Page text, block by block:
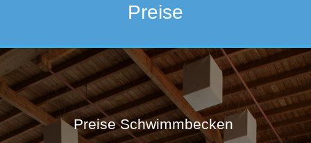
Preise
Preise Schwimmbecken